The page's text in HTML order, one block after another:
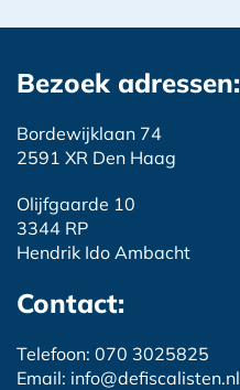
Bezoek adressen:
Bordewijklaan 74
2591 XR Den Haag
Olijfgaarde 10
3344 RP
Hendrik Ido Ambacht
Contact:
Telefoon: 070 3025825
Email: info@defiscalisten.nl